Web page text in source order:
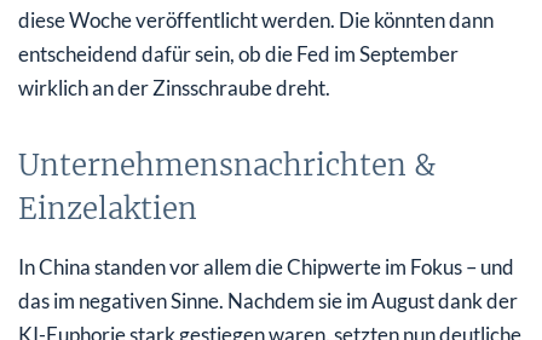
diese Woche veröffentlicht werden. Die könnten dann
entscheidend dafür sein, ob die Fed im September
wirklich an der Zinsschraube dreht.
Unternehmensnachrichten &
Einzelaktien
In China standen vor allem die Chipwerte im Fokus – und
das im negativen Sinne. Nachdem sie im August dank der
KI-Euphorie stark gestiegen waren, setzten nun deutliche